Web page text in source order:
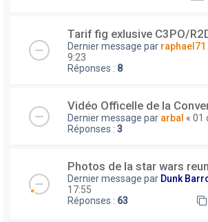
Tarif fig exlusive C3PO/
Dernier message par raphael71
9:23
Réponses : 8
Vidéo Officelle de la
Dernier message par arbal « 01
Réponses : 3
Photos de la star wars
Dernier message par Dunk
17:55
Réponses : 63